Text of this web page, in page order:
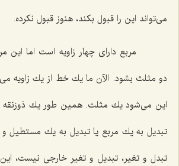
مى‌تواند این را قبول بكند، هنوز قبول نكرده.
مربع داراى چهار زاویه است اما این
دو مثلث بشود. الآن ما یك خط از یك زاویه
این مى‌شود یك مثلث. همین طور یك ذوزنقه
تبدیل به یك مربع یا تبدیل به یك مستطیل
تبدل و تغیر، تبدیل و تغیر خارجى نیست،